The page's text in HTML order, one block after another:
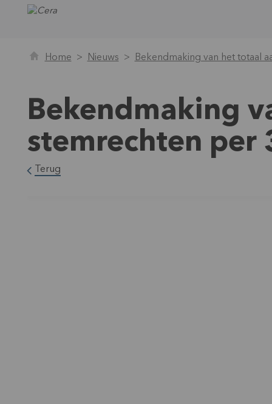
Home Nieuws Bekendmaking van het totaal
Bekendmaking
stemrechten per
Terug